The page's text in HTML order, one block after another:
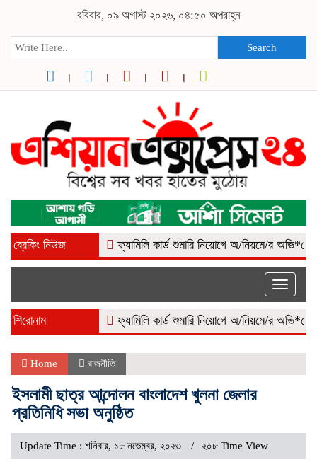
রবিবার, ০৯ অগাস্ট ২০২৬, ০৪:৫০ অপরাহ্ন
Search
ব্রেকিং নিউজ ফ্যামিলি কার্ড শুমারি নিয়োগে অ/নিয়মে/র অভি*যোগ,
Toggle
শিরোনাম ফ্যামিলি কার্ড শুমারি নিয়োগে অ/নিয়মে/র অভি*যোগ,
Home রাজনীতি
ইসলামী ছাত্র আন্দোলন বাংলাদেশ খুলনা জেলার
প্রতিনিধি সভা অনুষ্ঠিত
Update Time : শনিবার, ১৮ নভেম্বর, ২০২৩ ২০৮ Time View